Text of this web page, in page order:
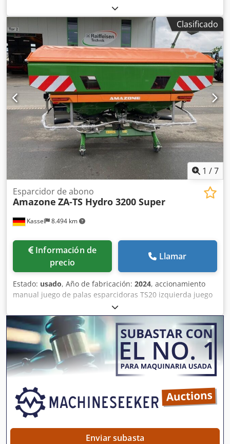
Clasificado
1 /7
Kassel 8.494 km
Esparcidor de abono
Amazone ZA-TS Hydro 3200 Super
Información de
precio
Llamar
Estado: usado, Año de fabricación: 2024, accionamiento
manual juego de palas esparcidoras TS20 izquierda juego
de palas esparcidoras TS20 / derecha accionamiento
hidráulico izquierdo con AutoTS y FlowControl ProfiSPro
accionamiento hidráulico derecho con AutoTS y
FlowControl ProfiSPro disco principal izquierdo con AutoTS
/ disco principal derecho Djdpfxjtrdzwo Ak Eskr
Enviar subasta